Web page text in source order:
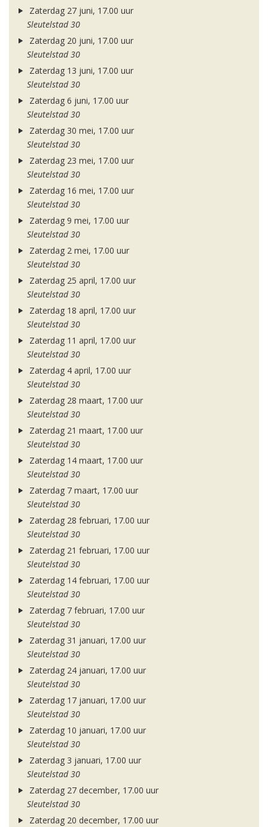
Zaterdag 27 juni, 17.00 uur
Sleutelstad 30
Zaterdag 20 juni, 17.00 uur
Sleutelstad 30
Zaterdag 13 juni, 17.00 uur
Sleutelstad 30
Zaterdag 6 juni, 17.00 uur
Sleutelstad 30
Zaterdag 30 mei, 17.00 uur
Sleutelstad 30
Zaterdag 23 mei, 17.00 uur
Sleutelstad 30
Zaterdag 16 mei, 17.00 uur
Sleutelstad 30
Zaterdag 9 mei, 17.00 uur
Sleutelstad 30
Zaterdag 2 mei, 17.00 uur
Sleutelstad 30
Zaterdag 25 april, 17.00 uur
Sleutelstad 30
Zaterdag 18 april, 17.00 uur
Sleutelstad 30
Zaterdag 11 april, 17.00 uur
Sleutelstad 30
Zaterdag 4 april, 17.00 uur
Sleutelstad 30
Zaterdag 28 maart, 17.00 uur
Sleutelstad 30
Zaterdag 21 maart, 17.00 uur
Sleutelstad 30
Zaterdag 14 maart, 17.00 uur
Sleutelstad 30
Zaterdag 7 maart, 17.00 uur
Sleutelstad 30
Zaterdag 28 februari, 17.00 uur
Sleutelstad 30
Zaterdag 21 februari, 17.00 uur
Sleutelstad 30
Zaterdag 14 februari, 17.00 uur
Sleutelstad 30
Zaterdag 7 februari, 17.00 uur
Sleutelstad 30
Zaterdag 31 januari, 17.00 uur
Sleutelstad 30
Zaterdag 24 januari, 17.00 uur
Sleutelstad 30
Zaterdag 17 januari, 17.00 uur
Sleutelstad 30
Zaterdag 10 januari, 17.00 uur
Sleutelstad 30
Zaterdag 3 januari, 17.00 uur
Sleutelstad 30
Zaterdag 27 december, 17.00 uur
Sleutelstad 30
Zaterdag 20 december, 17.00 uur